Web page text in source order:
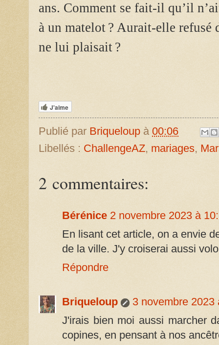
ans. Comment se fait-il qu’il
à un matelot ? Aurait-elle refusé
ne lui plaisait ?
J'aime
Publié par Briqueloup à 00:06
Libellés : ChallengeAZ, mariages,
2 commentaires:
Bérénice 2 novembre 2023 à
En lisant cet article, on a envie
de la ville. J'y croiserai aussi
Répondre
Briqueloup
3 novembre 2023
J'irais bien moi aussi marcher
copines, en pensant à nos